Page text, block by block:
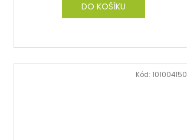
DO KOŠÍKU
Kód: 101004150